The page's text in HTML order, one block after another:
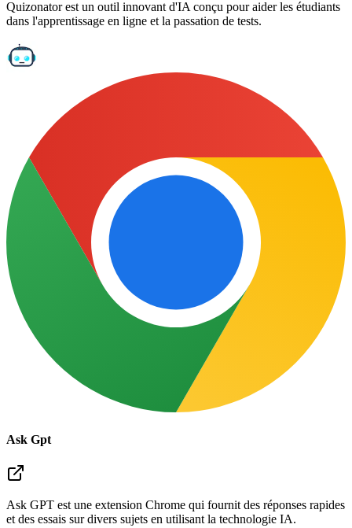
Quizonator est un outil innovant d'IA conçu pour aider les étudiants
dans l'apprentissage en ligne et la passation de tests.
Ask Gpt
Ask GPT est une extension Chrome qui fournit des réponses rapides
et des essais sur divers sujets en utilisant la technologie IA.